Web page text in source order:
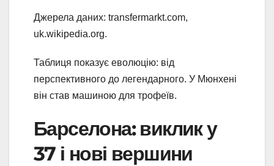
Джерела даних: transfermarkt.com,
uk.wikipedia.org.
Таблиця показує еволюцію: від
перспективного до легендарного. У Мюнхені
він став машиною для трофеїв.
Барселона: виклик у
37 і нові вершини